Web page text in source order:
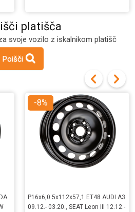
platišča
svoje vozilo z iskalnikom platišč
Poišči
P16x6,0 5x112x57,1 ET48 AUDI A3
09.12.- 03.20., SEAT Leon III 12.12.-
-8%